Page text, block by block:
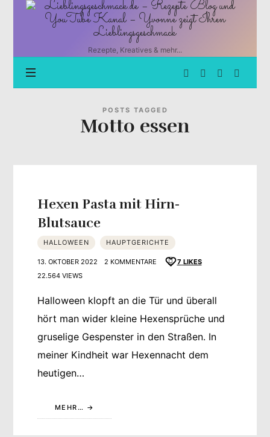
Lieblingsgeschmack.de
Rezepte
und
YouTube
Kanal
Rezepte, Kreatives & mehr...
POSTS TAGGED
Motto essen
Hexen Pasta mit Hirn-
Blutsauce
HALLOWEEN HAUPTGERICHTE
13. OKTOBER 2022 2 KOMMENTARE 7 LIKES
22.564 VIEWS
Halloween klopft an die Tür und überall
hört man wider kleine Hexensprüche und
gruselige Gespenster in den Straßen. In
meiner Kindheit war Hexennacht dem
heutigen…
MEHR…